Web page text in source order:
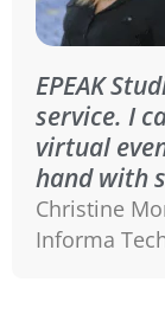
EPEAK
service. I
virtual
hand with
Christine
Informa